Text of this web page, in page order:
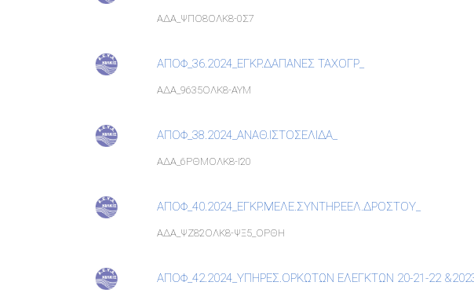
ΑΔΑ_ΨΠΟ8ΟΛΚ8-0Σ7
ΑΠΟΦ_36.2024_ΕΓΚΡ.ΔΑΠΑΝΕΣ ΤΑΧΟΓΡ_
ΑΔΑ_9635ΟΛΚ8-ΑΥΜ
ΑΠΟΦ_38.2024_ΑΝΑΘ.ΙΣΤΟΣΕΛΙΔΑ_
ΑΔΑ_6ΡΘΜΟΛΚ8-Ι20
ΑΠΟΦ_40.2024_ΕΓΚΡ.ΜΕΛΕ.ΣΥΝΤΗΡ.ΕΕΛ.ΔΡΟΣΤΟΥ_
ΑΔΑ_ΨΖ82ΟΛΚ8-ΨΞ5_ΟΡΘΗ
ΑΠΟΦ_42.2024_ΥΠΗΡΕΣ.ΟΡΚΩΤΩΝ ΕΛΕΓΚΤΩΝ 20-21-22